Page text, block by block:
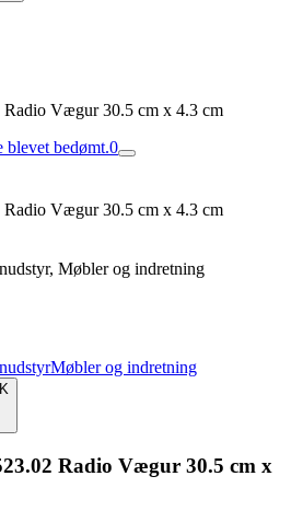
Vægur 30.5 cm x 4.3 cm
blevet bedømt.0
Vægur 30.5 cm x 4.3 cm
Møbler og indretning
Møbler og indretning
Radio Vægur 30.5 cm x